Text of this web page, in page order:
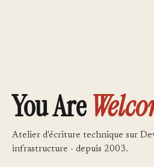
You Are
Atelier d'écriture technique sur
infrastructure - depuis 2003.